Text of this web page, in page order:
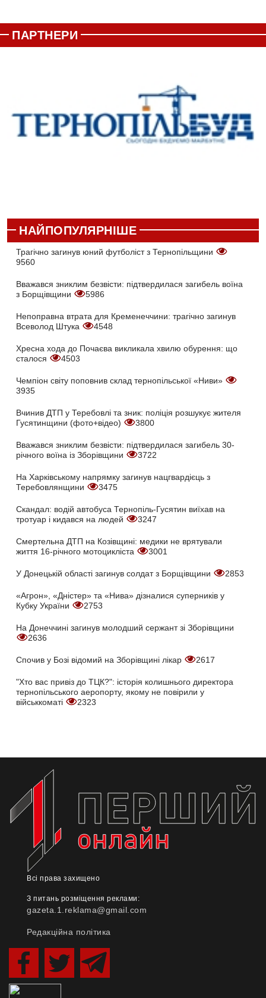
ПАРТНЕРИ
НАЙПОПУЛЯРНІШЕ
Трагічно загинув юний футболіст з Тернопільщини
9560
Вважався зниклим безвісти: підтвердилася загибель воїна
з Борщівщини
5986
Непоправна втрата для Кременеччини: трагічно загинув
Всеволод Штука
4548
Хресна хода до Почаєва викликала хвилю обурення: що
сталося
4503
Чемпіон світу поповнив склад тернопільської «Ниви»
3935
Вчинив ДТП у Теребовлі та зник: поліція розшукує жителя
Гусятинщини (фото+відео)
3800
Вважався зниклим безвісти: підтвердилася загибель 30-
річного воїна із Зборівщини
3722
На Харківському напрямку загинув нацгвардієць з
Теребовлянщини
3475
Скандал: водій автобуса Тернопіль-Гусятин виїхав на
тротуар і кидався на людей
3247
Смертельна ДТП на Козівщині: медики не врятували
життя 16-річного мотоцикліста
3001
У Донецькій області загинув солдат з Борщівщини 2853
«Агрон», «Дністер» та «Нива» дізналися суперників у
Кубку України
2753
На Донеччині загинув молодший сержант зі Зборівщини
2636
Спочив у Бозі відомий на Зборівщині лікар 2617
"Хто вас привіз до ТЦК?": історія колишнього директора
тернопільського аеропорту, якому не повірили у
військкоматі
2323
Всі права захищено
З питань розміщення реклами:
gazeta.1.reklama@gmail.com
Редакційна політика